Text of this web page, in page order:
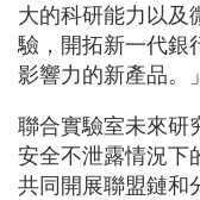
大的科研能力以及
驗，開拓新一代銀
影響力的新產品。」
聯合實驗室未來研
安全不泄露情況下
共同開展聯盟鏈和